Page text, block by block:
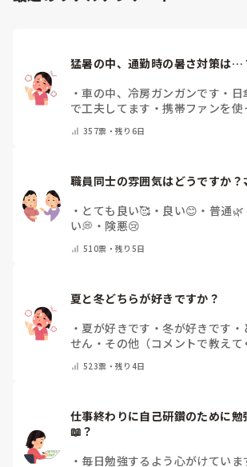
猛暑の中、通勤時の暑さ対策は…
・車の中、冷房ガンガンです ・
で工夫してます ・携帯ファンを使
ん ・ その他（コメントで教えて下
357票・残り6日
職員同士の雰囲気はどうですか？
・ とても良い🥰 ・ 良い😊 ・ 普通🌿
い💭 ・ 険悪😢
510票・残り5日
夏と冬どちらが好きですか？
・ 夏が好きです ・冬が好きです ・
せん ・ その他（コメントで教えて
523票・残り4日
仕事終わりに自己研鑽のために勉
📖？
・ 毎日勉強するよう心がけていま